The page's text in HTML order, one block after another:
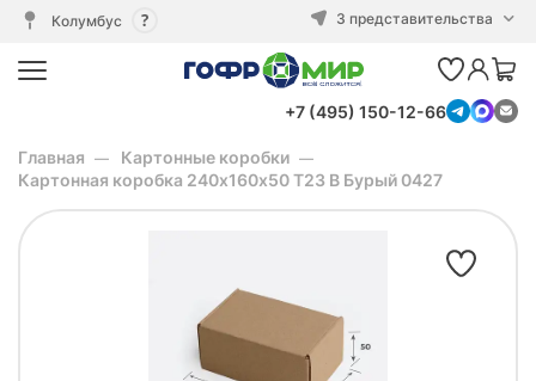
Колумбус 3 представительства
+7 (495) 150-12-66
Главная
Картонные коробки
Картонная коробка 240х160х50 Т23 B Бурый 0427